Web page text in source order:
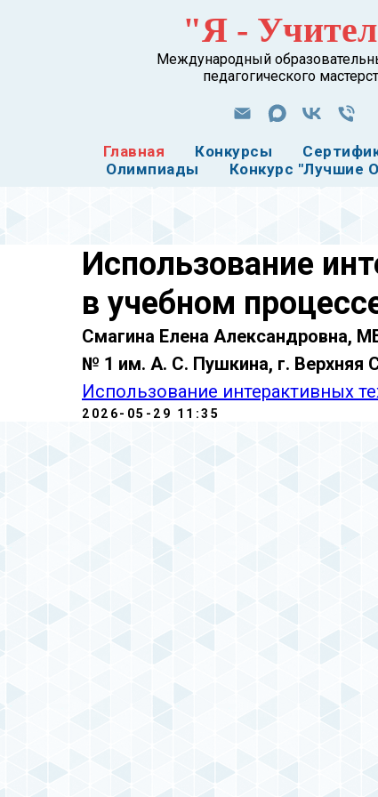
"Я -
Международный
педагогического
Главная Конкурсы
Олимпиады
Конкурс "Лучшие
Использование
в учебном
Смагина Елена Александровна,
№ 1 им. А. С. Пушкина, г. Верхняя
Использование интерактивных
2026-05-29 11:35